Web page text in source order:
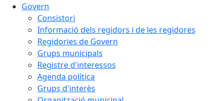
Govern
Consistori
Informació dels regidors i de les regidores
Regidories de Govern
Grups municipals
Registre d'interessos
Agenda política
Grups d'interès